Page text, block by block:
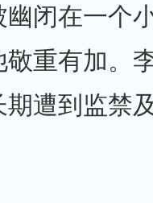
闭在一个
敬重有加。
遭到监禁